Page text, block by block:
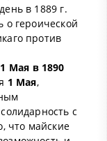
в 1889 г.
о героической
против
Мая в 1890
1 Мая,
с
что майские